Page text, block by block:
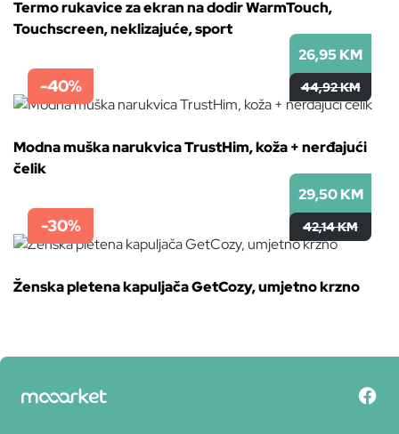
Termo rukavice za ekran na dodir WarmTouch,
Touchscreen, neklizajuće, sport
-40%
26,95 KM
44,92 KM
Modna muška narukvica TrustHim, koža + nerđajući
čelik
-30%
29,50 KM
42,14 KM
Ženska pletena kapuljača GetCozy, umjetno krzno